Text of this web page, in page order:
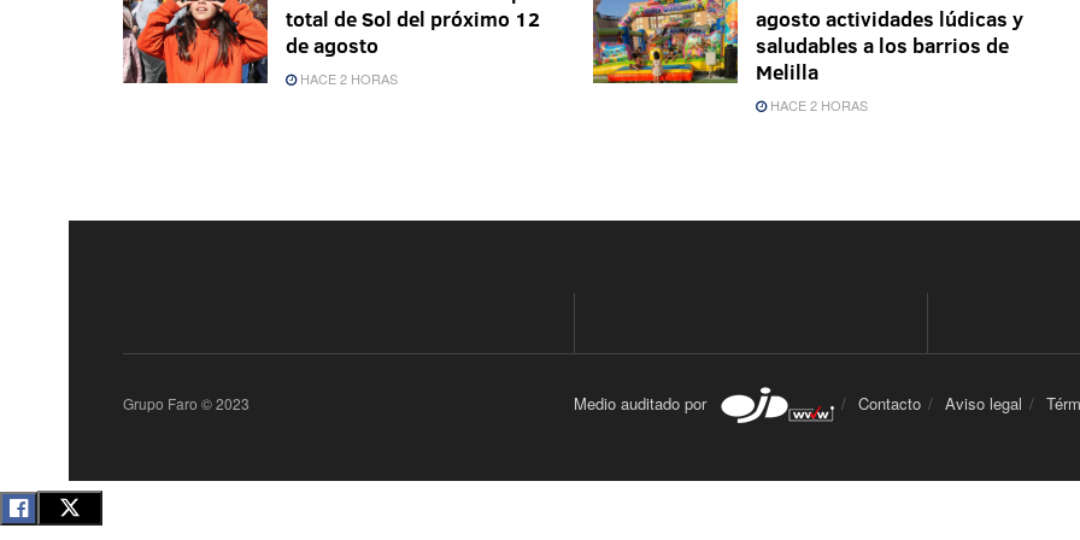
total de Sol del próximo 12
de agosto
HACE 2 HORAS
agosto actividades lúdicas y
saludables a los barrios de
Melilla
HACE 2 HORAS
Medio auditado por Contacto Aviso legal
Grupo Faro © 2023